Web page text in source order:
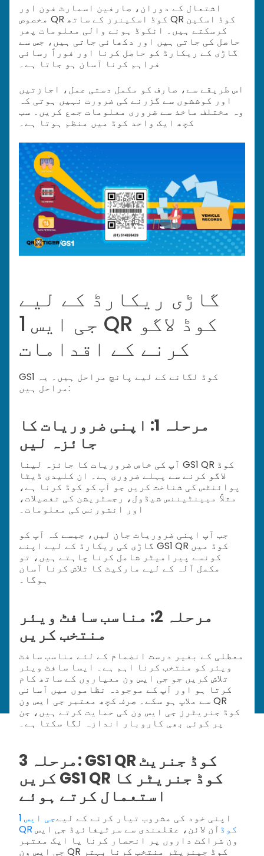
اشتعال کے دوران، صارفین اسمارٹ فون اور
مخصوص QR کوڈ اسکینرز کے ساتھ QR کوڈ اسکین
کرسکتے ہیں۔ انکوڈ ہونے والی معلومات پھر
حاصل کی جاتی ہیں اور دکھائی جاتی ہیں، جس سے
گاڑی کے ریکارڈ کو حاصل کرنا اور فوراً رسائی
فراہم کرنا آسان ہو جاتا ہے۔
اس طریقے سے، صارف کو مکمل دستی عمل، اجازتیں
اور کوششوں سے گزرنے کی ضرورت نہیں ہوتی کہ
وہ مختلف ماخذ سے ضروری معلومات جمع کریں۔ سب
کچھ ایک واحد کوڈ میں منظم ہوتا ہے۔
گاڑی ریکارڈ کے لیے
جی ایس 1 QR کوڈ لاگو
کرنے کے اقدامات
GS1 کوڈ لگانے کے لیے پانچ مراحل ہیں۔ یہ
مراحل ہیں:
مرحلہ 1: اپنی ضروریات کا
جائزہ لیں
آپ کی خاص ضروریات کا جائزہ لینا GS1 QR کوڈ
لاگو کرنے سے پہلے ضروری ہے۔ ان کلیدی ڈیٹا
پوائنٹس کی شناخت کریں جو آپ کو کوڈ کرنا ہے،
مثلاً میینٹیننس شیڈول، رجسٹریشن کی تفصیلات،
اور انشورنس کی معلومات۔
جب آپ اپنی ضروریات جان لیں، جیسے کہ آپ کو
گاڑی کی ریکارڈ کے لیے اپنے GS1 QR کوڈ میں
کونسے پیرامیٹر شامل کرنا چاہتے ہیں، تو
مکمل آلہ کے لیے مارکیٹ کا تلاش کرنا آسان
ہوگا۔
مرحلہ 2: مناسب سافٹ ویئر
منتخب کریں
معطلی کے بغیر درست انضمام کے لئے مناسب سافٹ
ویئر کو منتخب کرنا اہم ہے۔ ایسا سافٹ ویئر
تلاش کریں جو جی ایس ون معیاروں کے ساتھ کام
کرتا ہو اور آپ کے موجودہ نظاموں میں آسانی
سے ملاپ ہو سکے۔ صرف کچھ معتبر جی ایس ون QR
کوڈ جنریٹرز جی ایس ون کی حمایت کرتے ہیں، جن
پر کوئی بھی کاروبار اندازہ لگا سکتا ہے۔
مرحلہ 3: GS1 QR کوڈ جنریٹ
کریں GS1 QR کوڈ جنریٹر کا
استعمال کرتے ہوئے
اپنی خود کی مشروب تیار کرنے کے لیے
جی ایس 1
QR کوڈ آن لائن، عقلمندی سے سرٹیفائیڈ جی ایس
ون شراکت داروں پر انحصار کرنا یا ایک معتبر
جی ایس ون QR کوڈ جینریٹر منتخب کرنا بہتر